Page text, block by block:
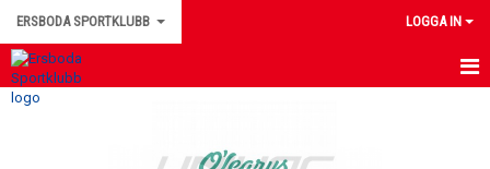
ERSBODA SPORTKLUBB LOGGA IN
HEM